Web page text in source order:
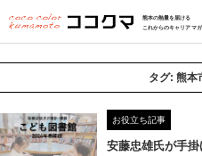
熊本の熱量を届ける
これからのキャリアマ
タグ: 熊本
お役立ち記事
安藤忠雄氏が手